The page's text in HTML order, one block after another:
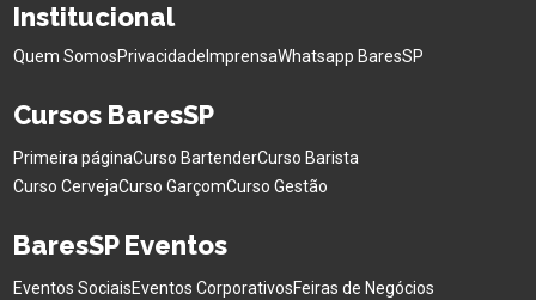
Institucional
Quem SomosPrivacidade ImprensaWhatsapp BaresSP
Cursos BaresSP
Primeira páginaCurso BartenderCurso Barista
Curso CervejaCurso GarçomCurso Gestão
BaresSP Eventos
Eventos SociaisEventos CorporativosFeiras de Negócios